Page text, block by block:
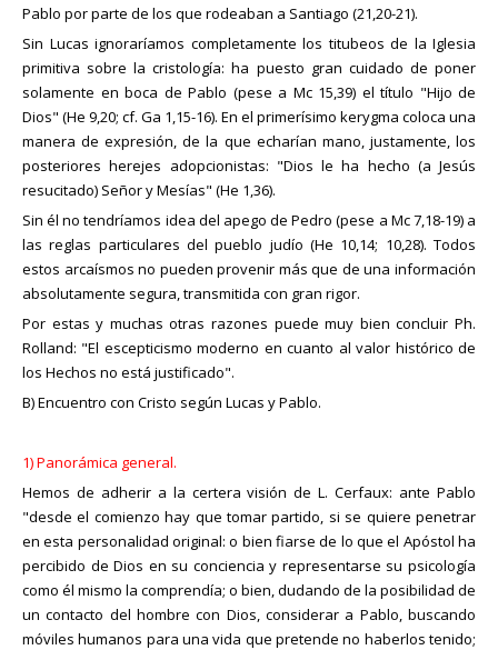
Pablo por parte de los que rodeaban a Santiago (21,20-21).
Sin Lucas ignoraríamos completamente los titubeos de la Iglesia
primitiva sobre la cristología: ha puesto gran cuidado de poner
solamente en boca de Pablo (pese a Mc 15,39) el título "Hijo de
Dios" (He 9,20; cf. Ga 1,15-16). En el primerísimo kerygma coloca una
manera de expresión, de la que echarían mano, justamente, los
posteriores herejes adopcionistas: "Dios le ha hecho (a Jesús
resucitado) Señor y Mesías" (He 1,36).
Sin él no tendríamos idea del apego de Pedro (pese a Mc 7,18-19) a
las reglas particulares del pueblo judío (He 10,14; 10,28). Todos
estos arcaísmos no pueden provenir más que de una información
absolutamente segura, transmitida con gran rigor.
Por estas y muchas otras razones puede muy bien concluir Ph.
Rolland: "El escepticismo moderno en cuanto al valor histórico de
los Hechos no está justificado".
B) Encuentro con Cristo según Lucas y Pablo.
1) Panorámica general.
Hemos de adherir a la certera visión de L. Cerfaux: ante Pablo
"desde el comienzo hay que tomar partido, si se quiere penetrar
en esta personalidad original: o bien fiarse de lo que el Apóstol ha
percibido de Dios en su conciencia y representarse su psicología
como él mismo la comprendía; o bien, dudando de la posibilidad de
un contacto del hombre con Dios, considerar a Pablo, buscando
móviles humanos para una vida que pretende no haberlos tenido;